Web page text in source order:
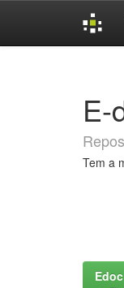
E-
Tem a